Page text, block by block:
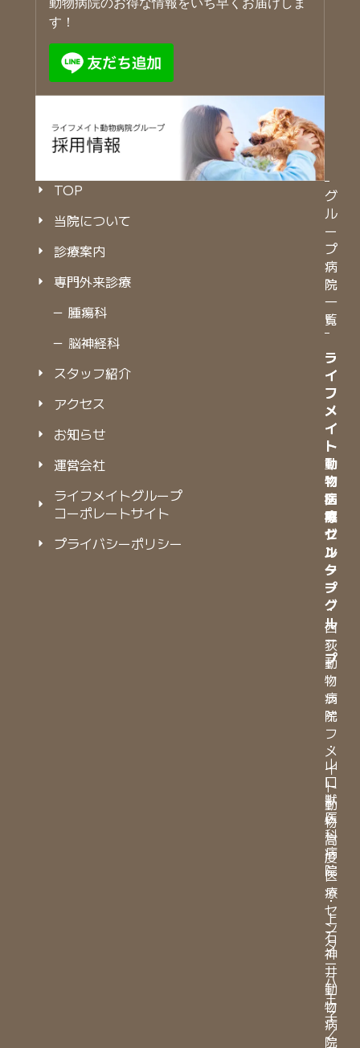
す！
TOP
当院について
診療案内
専門外来診療
－ 腫瘍科
－ 脳神経科
スタッフ紹介
アクセス
お知らせ
運営会社
ライフメイトグループ
コーポレートサイト
プライバシーポリシー
グ
ル
ー
プ
病
院
一
覧
ラ
イ
フ
メ
イ
ト
動
物
病
院
グ
ル
ー
プ
・
西
荻
動
物
病
院
・
山
口
獣
医
科
病
院
・
上
石
神
井
動
物
病
院
ラ
イ
フ
メ
イ
ト
動
物
医
療
セ
ン
タ
ー
グ
ル
ー
プ
・
ラ
イ
フ
メ
イ
ト
動
物
高
度
医
療
セ
ン
タ
ー
八
王
子
／